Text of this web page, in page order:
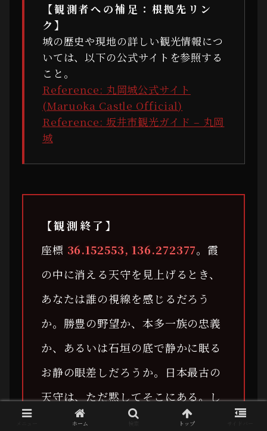
【観測者への補足：根拠先リン
ク】
城の歴史や現地の詳しい観光情報につ
いては、以下の公式サイトを参照する
こと。
Reference: 丸岡城公式サイト
(Maruoka Castle Official)
Reference: 坂井市観光ガイド – 丸岡
城
【観測終了】
座標 36.152553, 136.272377。霞
の中に消える天守を見上げるとき、
あなたは誰の視線を感じるだろう
か。勝豊の野望か、本多一族の忠義
か、あるいは石垣の底で静かに眠る
お静の眼差しだろうか。日本最古の
天守は、ただ黙してそこにある。し
かし、その沈黙こそが、この地に
ホーム トップ